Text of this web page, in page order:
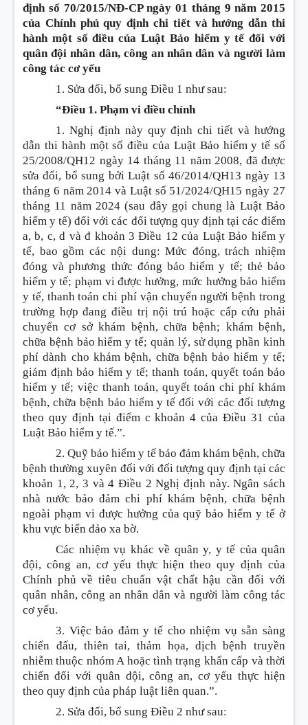
định số 70/2015/NĐ-CP ngày 01 tháng 9 năm 2015
của Chính phủ quy định chi tiết và hướng dẫn thi
hành một số điều của Luật Bảo hiểm y tế đối với
quân đội nhân dân, công an nhân dân và người làm
công tác cơ yếu
1. Sửa đổi, bổ sung Điều 1 như sau:
“Điều 1. Phạm vi điều chỉnh
1. Nghị định này quy định chi tiết và hướng
dẫn thi hành một số điều của Luật Bảo hiểm y tế số
25/2008/QH12 ngày 14 tháng 11 năm 2008, đã được
sửa đổi, bổ sung bởi Luật số 46/2014/QH13 ngày 13
tháng 6 năm 2014 và Luật số 51/2024/QH15 ngày 27
tháng 11 năm 2024 (sau đây gọi chung là Luật Bảo
hiểm y tế) đối với các đối tượng quy định tại các điểm
a, b, c, d và đ khoản 3 Điều 12 của Luật Bảo hiểm y
tế, bao gồm các nội dung: Mức đóng, trách nhiệm
đóng và phương thức đóng bảo hiểm y tế; thẻ bảo
hiểm y tế; phạm vi được hưởng, mức hưởng bảo hiểm
y tế, thanh toán chi phí vận chuyển người bệnh trong
trường hợp đang điều trị nội trú hoặc cấp cứu phải
chuyển cơ sở khám bệnh, chữa bệnh; khám bệnh,
chữa bệnh bảo hiểm y tế; quản lý, sử dụng phần kinh
phí dành cho khám bệnh, chữa bệnh bảo hiểm y tế;
giám định bảo hiểm y tế; thanh toán, quyết toán bảo
hiểm y tế; việc thanh toán, quyết toán chi phí khám
bệnh, chữa bệnh bảo hiểm y tế đối với các đối tượng
theo quy định tại điểm c khoản 4 của Điều 31 của
Luật Bảo hiểm y tế.”.
2. Quỹ bảo hiểm y tế bảo đảm khám bệnh, chữa
bệnh thường xuyên đối với đối tượng quy định tại các
khoản 1, 2, 3 và 4 Điều 2 Nghị định này. Ngân sách
nhà nước bảo đảm chi phí khám bệnh, chữa bệnh
ngoài phạm vi được hưởng của quỹ bảo hiểm y tế ở
khu vực biển đảo xa bờ.
Các nhiệm vụ khác về quân y, y tế của quân
đội, công an, cơ yếu thực hiện theo quy định của
Chính phủ về tiêu chuẩn vật chất hậu cần đối với
quân nhân, công an nhân dân và người làm công tác
cơ yếu.
3. Việc bảo đảm y tế cho nhiệm vụ sẵn sàng
chiến đấu, thiên tai, thảm họa, dịch bệnh truyền
nhiễm thuộc nhóm A hoặc tình trạng khẩn cấp và thời
chiến đối với quân đội, công an, cơ yếu thực hiện
theo quy định của pháp luật liên quan.”.
2. Sửa đổi, bổ sung Điều 2 như sau: